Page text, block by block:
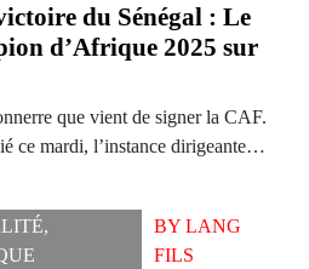
du Sénégal : Le
d’Afrique 2025 sur
que vient de signer la CAF.
ce mardi, l’instance dirigeante…
,
BY LANG
FILS